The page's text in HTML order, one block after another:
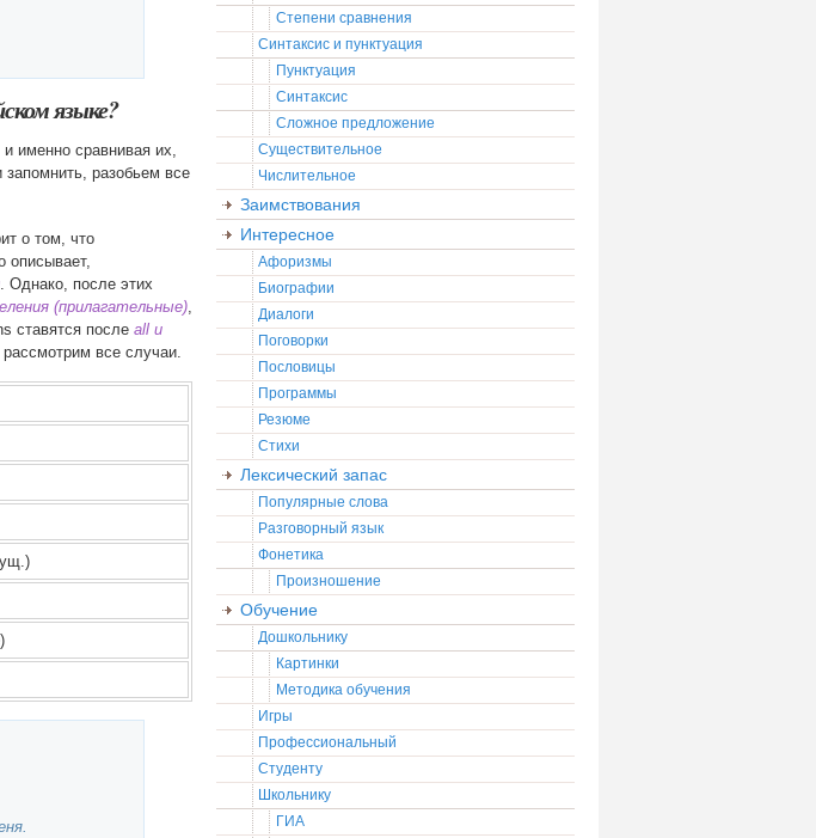
языке?
именно сравнивая их,
разобьем все
о том, что
описывает,
. Однако, после этих
(прилагательные),
ставятся после all и
все случаи.
Степени сравнения
Синтаксис и пунктуация
Пунктуация
Синтаксис
Сложное предложение
Существительное
Числительное
Заимствования
Интересное
Афоризмы
Биографии
Диалоги
Поговорки
Пословицы
Программы
Резюме
Стихи
Лексический запас
Популярные слова
Разговорный язык
Фонетика
Произношение
Обучение
Дошкольнику
Картинки
Методика обучения
Игры
Профессиональный
Студенту
Школьнику
ГИА